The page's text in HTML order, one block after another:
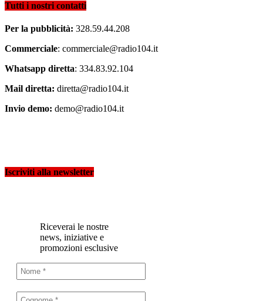
Tutti i nostri contatti
Per la pubblicità: 328.59.44.208
Commerciale: commerciale@radio104.it
Whatsapp diretta: 334.83.92.104
Mail diretta: diretta@radio104.it
Invio demo: demo@radio104.it
Iscriviti alla newsletter
Riceverai le nostre
news, iniziative e
promozioni esclusive